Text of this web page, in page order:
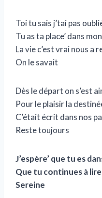
Toi tu sais j’tai pas
Tu as ta place’ dans
La vie c’est vrai nous a
On le savait
Dès le départ on s’est
Pour le plaisir la
C’était écrit dans nos
Reste toujours
J’espère’ que tu es
Que tu continues à
Sereine